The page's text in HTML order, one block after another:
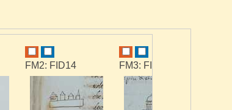
FM2: FID14 FM3: FID7